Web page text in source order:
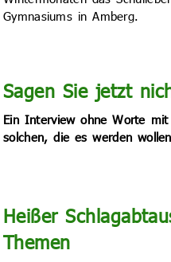
Gymnasiums in Amberg.
Sagen Sie jetzt
Ein Interview ohne Worte
solchen, die es werden
Heißer
Themen